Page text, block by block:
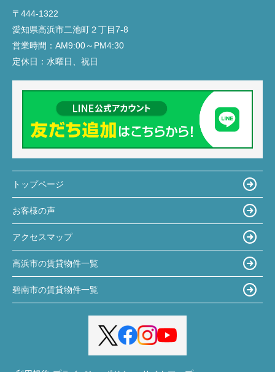
〒444-1322
愛知県高浜市二池町２丁目7-8
営業時間： AM9:00～PM4:30
定休日： 水曜日、祝日
トップページ
お客様の声
アクセスマップ
高浜市の賃貸物件一覧
碧南市の賃貸物件一覧